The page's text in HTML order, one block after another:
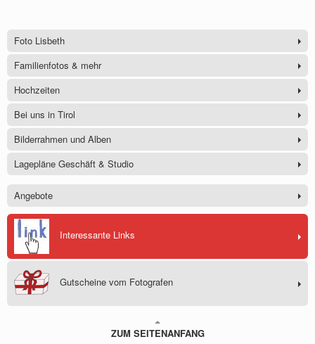
Foto Lisbeth
Familienfotos & mehr
Hochzeiten
Bei uns in Tirol
Bilderrahmen und Alben
Lagepläne Geschäft & Studio
Angebote
Interessante Links
Gutscheine vom Fotografen
ZUM SEITENANFANG